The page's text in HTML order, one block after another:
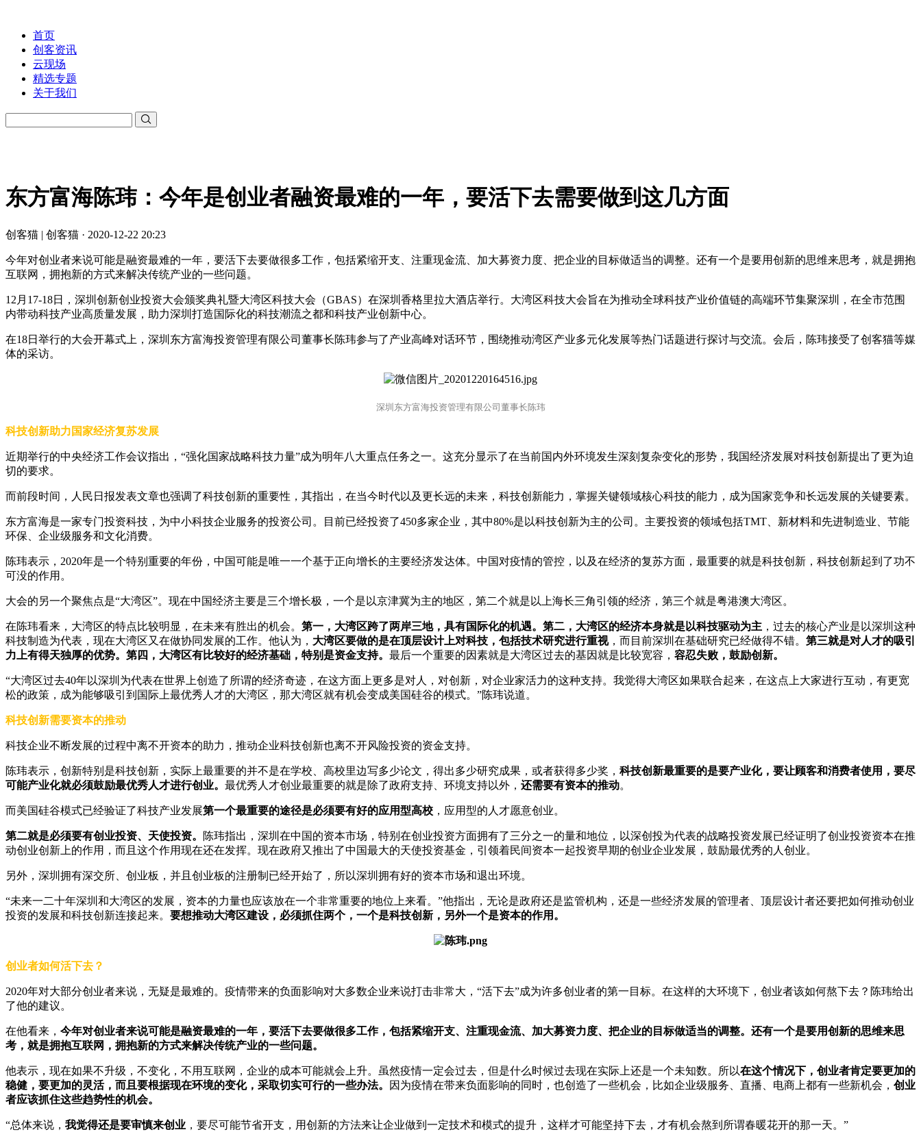
首页
创客资讯
云现场
精选专题
关于我们
东方富海陈玮：今年是创业者融资最难的一年，要活下去需要做到这几方面
创客猫 | 创客猫 · 2020-12-22 20:23
今年对创业者来说可能是融资最难的一年，要活下去要做很多工作，包括紧缩开支、注重现金流、加大募资力度、把企业的目标做适当的调整。还有一个是要用创新的思维来思考，就是拥抱
互联网，拥抱新的方式来解决传统产业的一些问题。
12月17-18日，深圳创新创业投资大会颁奖典礼暨大湾区科技大会（GBAS）在深圳香格里拉大酒店举行。大湾区科技大会旨在为推动全球科技产业价值链的高端环节集聚深圳，在全市范围
内带动科技产业高质量发展，助力深圳打造国际化的科技潮流之都和科技产业创新中心。
在18日举行的大会开幕式上，深圳东方富海投资管理有限公司董事长陈玮参与了产业高峰对话环节，围绕推动湾区产业多元化发展等热门话题进行探讨与交流。会后，陈玮接受了创客猫等媒
体的采访。
深圳东方富海投资管理有限公司董事长陈玮
科技创新助力国家经济复苏发展
近期举行的中央经济工作会议指出，“强化国家战略科技力量”成为明年八大重点任务之一。这充分显示了在当前国内外环境发生深刻复杂变化的形势，我国经济发展对科技创新提出了更为迫
切的要求。
而前段时间，人民日报发表文章也强调了科技创新的重要性，其指出，在当今时代以及更长远的未来，科技创新能力，掌握关键领域核心科技的能力，成为国家竞争和长远发展的关键要素。
东方富海是一家专门投资科技，为中小科技企业服务的投资公司。目前已经投资了450多家企业，其中80%是以科技创新为主的公司。主要投资的领域包括TMT、新材料和先进制造业、节能
环保、企业级服务和文化消费。
陈玮表示，2020年是一个特别重要的年份，中国可能是唯一一个基于正向增长的主要经济发达体。中国对疫情的管控，以及在经济的复苏方面，最重要的就是科技创新，科技创新起到了功不
可没的作用。
大会的另一个聚焦点是“大湾区”。现在中国经济主要是三个增长极，一个是以京津冀为主的地区，第二个就是以上海长三角引领的经济，第三个就是粤港澳大湾区。
在陈玮看来，大湾区的特点比较明显，在未来有胜出的机会。 第一，大湾区跨了两岸三地，具有国际化的机遇。第二，大湾区的经济本身就是以科技驱动为主 ，过去的核心产业是以深圳这种
科技制造为代表，现在大湾区又在做协同发展的工作。他认为， 大湾区要做的是在顶层设计上对科技，包括技术研究进行重视，而目前深圳在基础研究已经做得不错。 第三就是对人才的吸引
力上有得天独厚的优势。第四，大湾区有比较好的经济基础，特别是资金支持。 最后一个重要的因素就是大湾区过去的基因就是比较宽容， 容忍失败，鼓励创新。
“大湾区过去40年以深圳为代表在世界上创造了所谓的经济奇迹，在这方面上更多是对人，对创新，对企业家活力的这种支持。我觉得大湾区如果联合起来，在这点上大家进行互动，有更宽
松的政策，成为能够吸引到国际上最优秀人才的大湾区，那大湾区就有机会变成美国硅谷的模式。”陈玮说道。
科技创新需要资本的推动
科技企业不断发展的过程中离不开资本的助力，推动企业科技创新也离不开风险投资的资金支持。
陈玮表示，创新特别是科技创新，实际上最重要的并不是在学校、高校里边写多少论文，得出多少研究成果，或者获得多少奖， 科技创新最重要的是要产业化，要让顾客和消费者使用，要尽
可能产业化就必须鼓励最优秀人才进行创业。 最优秀人才创业最重要的就是除了政府支持、环境支持以外， 还需要有资本的推动。
而美国硅谷模式已经验证了科技产业发展第一个最重要的途径是必须要有好的应用型高校 ，应用型的人才愿意创业。
第二就是必须要有创业投资、天使投资。
陈玮指出，深圳在中国的资本市场，特别在创业投资方面拥有了三分之一的量和地位，以深创投为代表的战略投资发展已经证明了创业投资资本在推
动创业创新上的作用，而且这个作用现在还在发挥。现在政府又推出了中国最大的天使投资基金，引领着民间资本一起投资早期的创业企业发展，鼓励最优秀的人创业。
另外，深圳拥有深交所、创业板，并且创业板的注册制已经开始了，所以深圳拥有好的资本市场和退出环境。
“未来一二十年深圳和大湾区的发展，资本的力量也应该放在一个非常重要的地位上来看。”他指出，无论是政府还是监管机构，还是一些经济发展的管理者、顶层设计者还要把如何推动创业
投资的发展和科技创新连接起来。 要想推动大湾区建设，必须抓住两个，一个是科技创新，另外一个是资本的作用。
创业者如何活下去？
2020年对大部分创业者来说，无疑是最难的。疫情带来的负面影响对大多数企业来说打击非常大，“活下去”成为许多创业者的第一目标。在这样的大环境下，创业者该如何熬下去？陈玮给出
了他的建议。
在他看来， 今年对创业者来说可能是融资最难的一年，要活下去要做很多工作，包括紧缩开支、注重现金流、加大募资力度、把企业的目标做适当的调整。还有一个是要用创新的思维来思
考，就是拥抱互联网，拥抱新的方式来解决传统产业的一些问题。
他表示，现在如果不升级，不变化，不用互联网，企业的成本可能就会上升。虽然疫情一定会过去，但是什么时候过去现在实际上还是一个未知数。所以在这个情况下，创业者肯定要更加的
稳健，要更加的灵活，而且要根据现在环境的变化，采取切实可行的一些办法。
因为疫情在带来负面影响的同时，也创造了一些机会，比如企业级服务、直播、电商上都有一些新机会， 创业
者应该抓住这些趋势性的机会。
“总体来说， 我觉得还是要审慎来创业 ，要尽可能节省开支，用创新的方法来让企业做到一定技术和模式的提升，这样才可能坚持下去，才有机会熬到所谓春暖花开的那一天。”